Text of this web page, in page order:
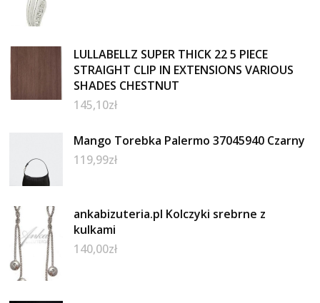
LULLABELLZ SUPER THICK 22 5 PIECE
STRAIGHT CLIP IN EXTENSIONS VARIOUS
SHADES CHESTNUT
145,10zł
Mango Torebka Palermo 37045940 Czarny
119,99zł
ankabizuteria.pl Kolczyki srebrne z
kulkami
140,00zł